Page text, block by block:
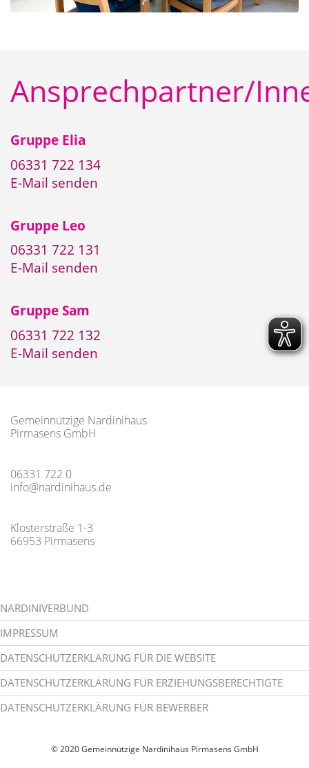
Ansprechpartner/
Gruppe Elia
06331 722 134
E-Mail senden
Gruppe Leo
06331 722 131
E-Mail senden
Gruppe Sam
06331 722 132
E-Mail senden
Gemeinnützige Nardinihaus
Pirmasens GmbH
06331 722 0
info@nardinihaus.de
Klosterstraße 1-3
66953 Pirmasens
NARDINIVERBUND
IMPRESSUM
DATENSCHUTZERKLÄRUNG FÜR DIE WEBSITE
DATENSCHUTZERKLÄRUNG FÜR ERZIEHUNGSBERECHTIGTE
DATENSCHUTZERKLÄRUNG FÜR BEWERBER
© 2020 Gemeinnützige Nardinihaus Pirmasens GmbH